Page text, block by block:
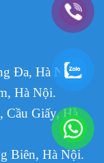
Đa, Hà Nội.
Hà Nội.
Cầu Giấy, Hà
Biên, Hà Nội.